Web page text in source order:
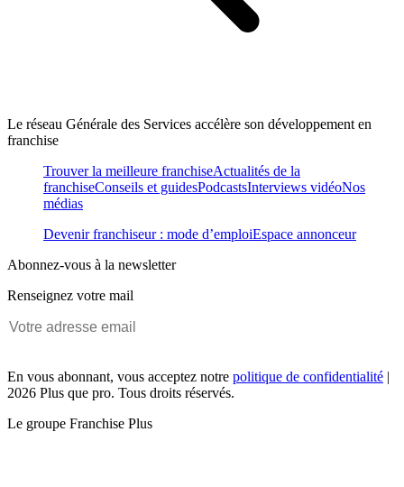
Le réseau Générale des Services accélère son développement en
franchise
Trouver la meilleure franchiseActualités de la
franchiseConseils et guidesPodcastsInterviews vidéoNos
médias
Devenir franchiseur : mode d’emploiEspace annonceur
Abonnez-vous à la newsletter
Renseignez votre mail
En vous abonnant, vous acceptez notre politique de confidentialité |
2026 Plus que pro. Tous droits réservés.
Le groupe Franchise Plus